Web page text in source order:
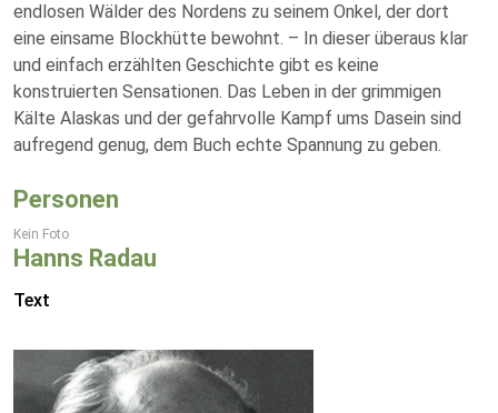
endlosen Wälder des Nordens zu seinem Onkel, der dort
eine einsame Blockhütte bewohnt. – In dieser überaus klar
und einfach erzählten Geschichte gibt es keine
konstruierten Sensationen. Das Leben in der grimmigen
Kälte Alaskas und der gefahrvolle Kampf ums Dasein sind
aufregend genug, dem Buch echte Spannung zu geben.
Personen
Kein Foto
Hanns Radau
Text